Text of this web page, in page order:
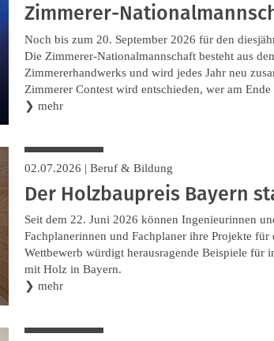
Zimmerer-
Noch bis zum 20. September 2026 für den
Die Zimmerer-Nationalmannschaft besteht aus
Zimmererhandwerks und wird jedes Jahr neu
Zimmerer Contest wird entschieden, wer am
❯ mehr
02.07.2026 | Beruf & Bildung
Der Holzbaupreis Bayern
Seit dem 22. Juni 2026 können Ingenieurinnen
Fachplanerinnen und Fachplaner ihre Projekte
Wettbewerb würdigt herausragende Beispiele für
mit Holz in Bayern.
❯ mehr